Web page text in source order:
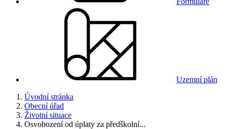
Uzemní plán
Úvodní stránka
Obecní úřad
Životní situace
Osvobození od úplaty za předškolní...